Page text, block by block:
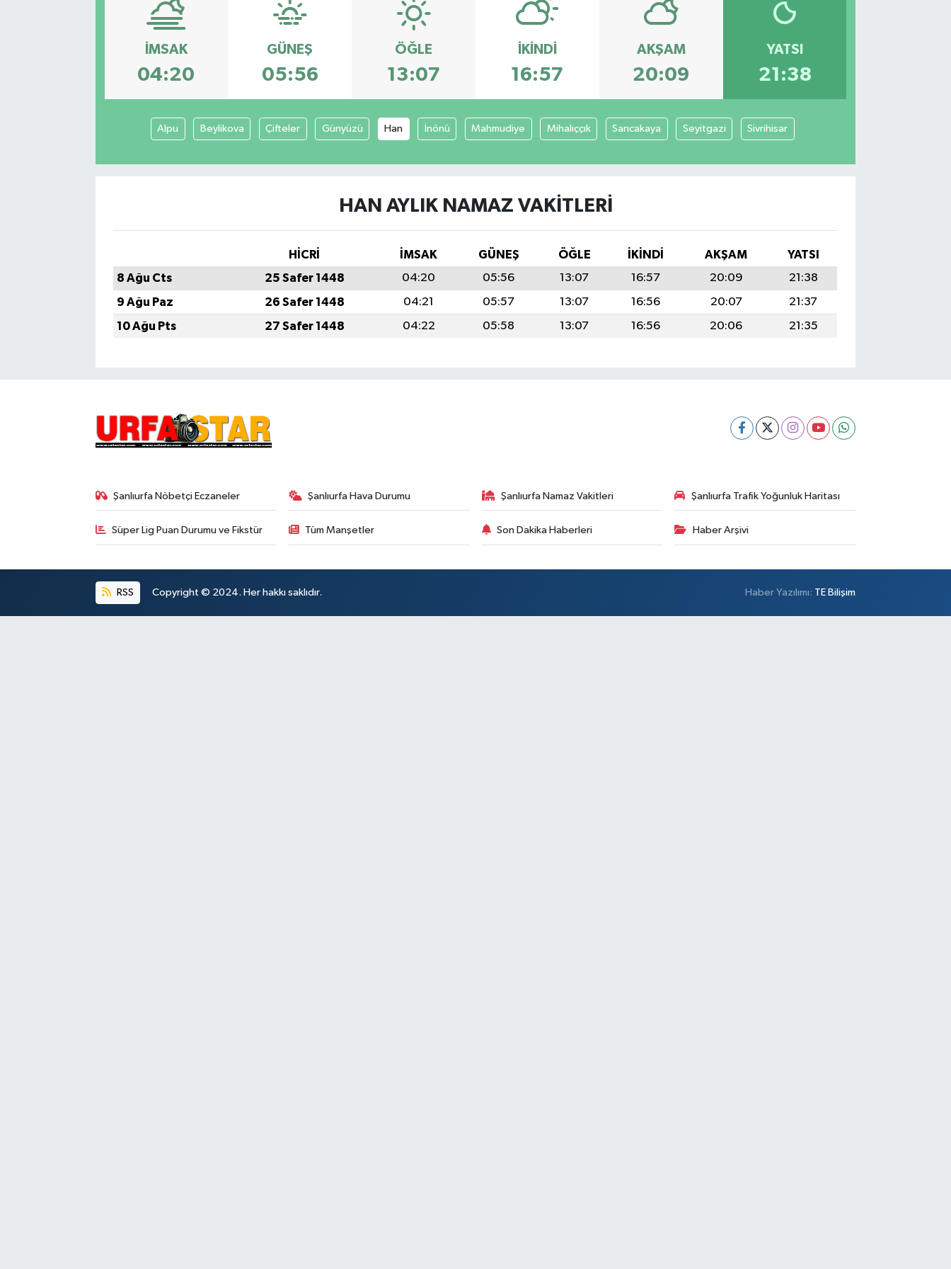
İMSAK
04:20
GÜNEŞ
05:56
ÖĞLE
13:07
İKINDI
16:57
AKŞAM
20:09
YATSI
21:38
Alpu Beylikova Çifteler Günyüzü Han İnönü Mahmudiye Mihalıççık Sarıcakaya Seyitgazi Sivrihisar
HAN AYLIK NAMAZ VAKITLERI
HİCRİ İMSAK GÜNEŞ ÖĞLE İKINDI AKŞAM
YATSI
8 Ağu Cts
25 Safer 1448 04:20 05:56 13:07 16:57 20:09
21:38
9 Ağu Paz
26 Safer 1448 04:21 05:57 13:07 16:56 20:07
21:37
10 Ağu Pts
27 Safer 1448 04:22 05:58 13:07 16:56 20:06 21:35
Şanlıurfa Nöbetçi Eczaneler Şanlıurfa Hava Durumu Şanlıurfa Namaz Vakitleri Şanlıurfa Trafik Yoğunluk Haritası
Süper Lig Puan Durumu ve Fikstür Tüm Manşetler Son Dakika Haberleri Haber Arşivi
RSS Copyright © 2024. Her hakkı saklıdır. Haber Yazılımı: TE Bilişim